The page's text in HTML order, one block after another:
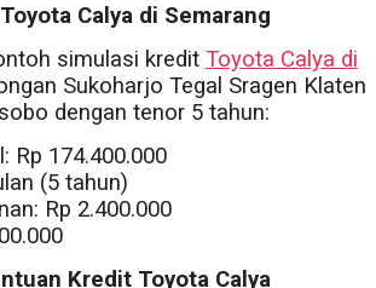
Calya di Semarang
simulasi kredit Toyota Calya di
Sukoharjo Tegal Sragen Klaten
dengan tenor 5 tahun:
Rp 174.400.000
(5 tahun)
Rp 2.400.000
Kredit Toyota Calya